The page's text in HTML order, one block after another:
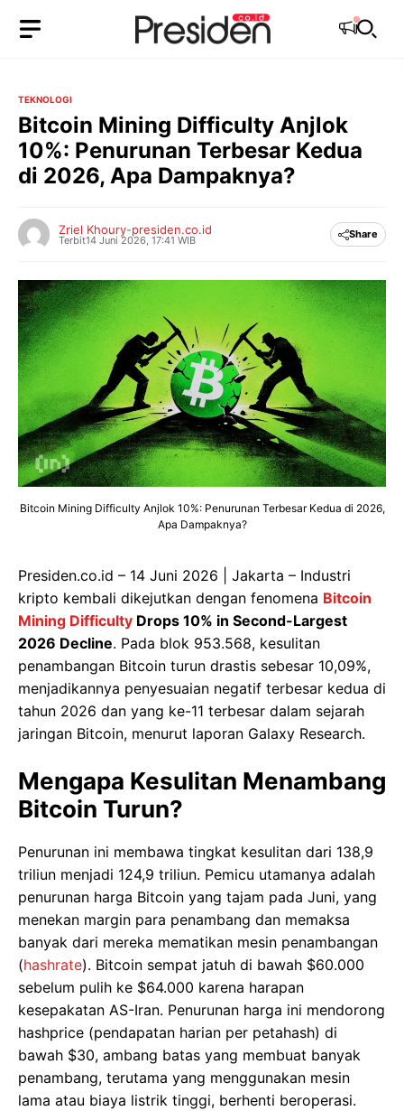
TEKNOLOGI
Bitcoin Mining Difficulty Anjlok
10%: Penurunan Terbesar Kedua
di 2026, Apa Dampaknya?
Zriel Khoury-presiden.co.id
Terbit14 Juni 2026, 17:41 WIB Share
Bitcoin Mining Difficulty Anjlok 10%: Penurunan Terbesar Kedua di 2026,
Apa Dampaknya?
Presiden.co.id – 14 Juni 2026 | Jakarta – Industri
kripto kembali dikejutkan dengan fenomena Bitcoin
Mining Difficulty Drops 10% in Second-Largest
2026 Decline. Pada blok 953.568, kesulitan
penambangan Bitcoin turun drastis sebesar 10,09%,
menjadikannya penyesuaian negatif terbesar kedua di
tahun 2026 dan yang ke-11 terbesar dalam sejarah
jaringan Bitcoin, menurut laporan Galaxy Research.
Mengapa Kesulitan Menambang
Bitcoin Turun?
Penurunan ini membawa tingkat kesulitan dari 138,9
triliun menjadi 124,9 triliun. Pemicu utamanya adalah
penurunan harga Bitcoin yang tajam pada Juni, yang
menekan margin para penambang dan memaksa
banyak dari mereka mematikan mesin penambangan
(hashrate). Bitcoin sempat jatuh di bawah $60.000
sebelum pulih ke $64.000 karena harapan
kesepakatan AS-Iran. Penurunan harga ini mendorong
hashprice (pendapatan harian per petahash) di
bawah $30, ambang batas yang membuat banyak
penambang, terutama yang menggunakan mesin
lama atau biaya listrik tinggi, berhenti beroperasi.